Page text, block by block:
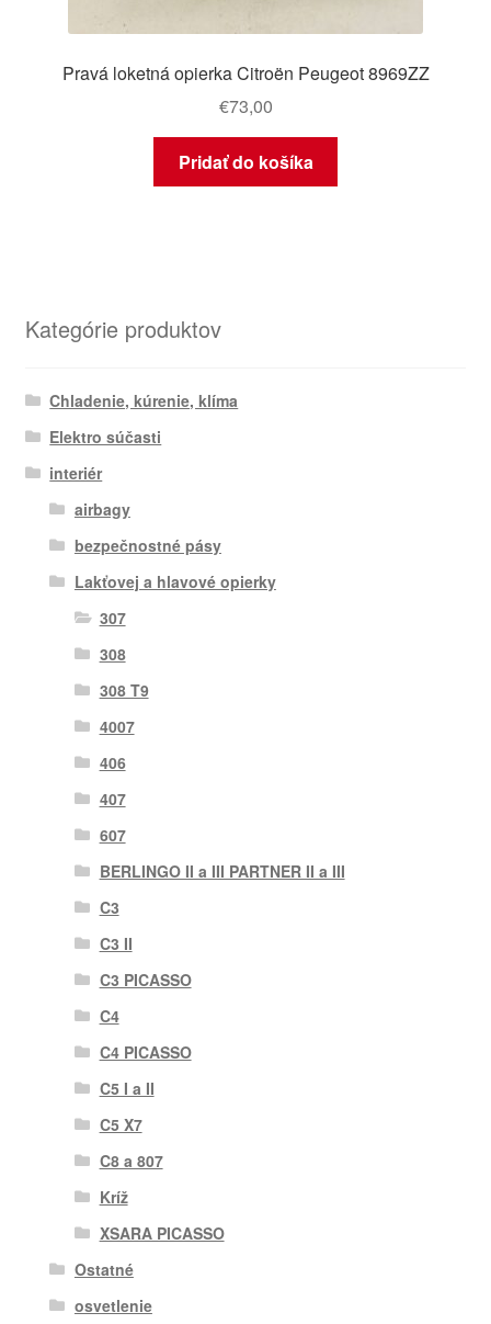
Pravá loketná opierka Citroën Peugeot 8969ZZ
€73,00
Pridať do košíka
Kategórie produktov
Chladenie, kúrenie, klíma
Elektro súčasti
interiér
airbagy
bezpečnostné pásy
Lakťovej a hlavové opierky
307
308
308 T9
4007
406
407
607
BERLINGO II a III PARTNER II a III
C3
C3 II
C3 PICASSO
C4
C4 PICASSO
C5 I a II
C5 X7
C8 a 807
Kríž
XSARA PICASSO
Ostatné
osvetlenie